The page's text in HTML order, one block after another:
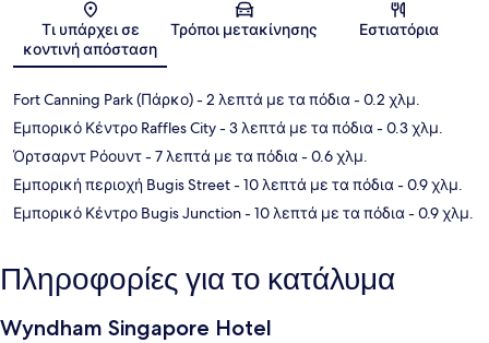
Χάρτης
Τι υπάρχει σε
κοντινή απόσταση
Τρόποι μετακίνησης Εστιατόρια
Fort Canning Park (Πάρκο)- 2 λεπτά με τα πόδια- 0.2 χλμ.
Εμπορικό Κέντρο Raffles City- 3 λεπτά με τα πόδια- 0.3 χλμ.
Όρτσαρντ Ρόουντ- 7 λεπτά με τα πόδια- 0.6 χλμ.
Εμπορική περιοχή Bugis Street- 10 λεπτά με τα πόδια- 0.9 χλμ.
Εμπορικό Κέντρο Bugis Junction- 10 λεπτά με τα πόδια- 0.9 χλμ.
Πληροφορίες για το κατάλυμα
Wyndham Singapore Hotel